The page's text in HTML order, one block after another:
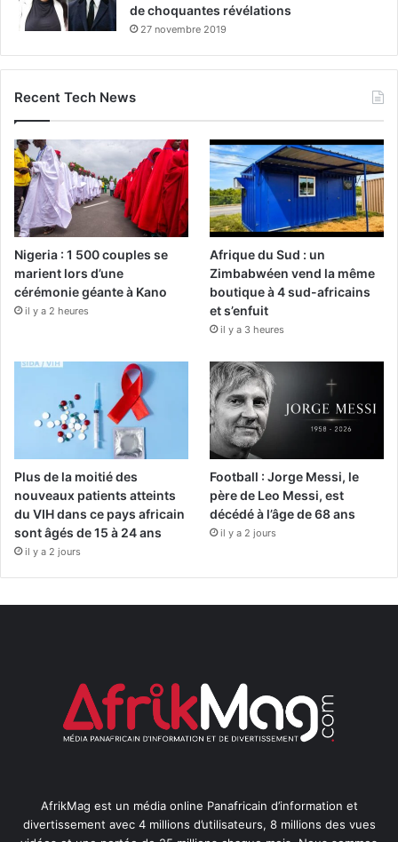
de choquantes révélations
27 novembre 2019
Recent Tech News
Nigeria : 1 500 couples se
marient lors d’une
cérémonie géante à Kano
il y a 2 heures
Afrique du Sud : un
Zimbabwéen vend la même
boutique à 4 sud-africains
et s’enfuit
il y a 3 heures
Plus de la moitié des
nouveaux patients atteints
du VIH dans ce pays africain
sont âgés de 15 à 24 ans
il y a 2 jours
Football : Jorge Messi, le
père de Leo Messi, est
décédé à l’âge de 68 ans
il y a 2 jours
AfrikMag est un média online Panafricain d’information et
divertissement avec 4 millions d’utilisateurs, 8 millions des vues